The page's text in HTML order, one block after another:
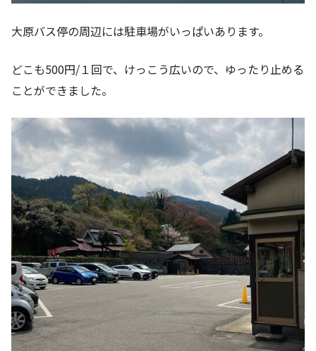
大原バス停の周辺には駐車場がいっぱいあります。
どこも500円/１回で、けっこう広いので、ゆったり止める
ことができました。